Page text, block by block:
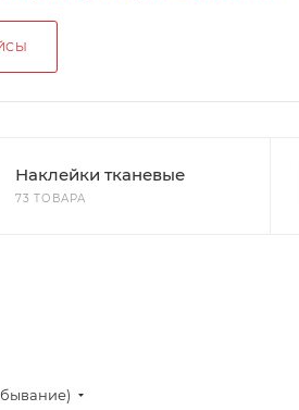
Наклейки тканевые
73 ТОВАРА